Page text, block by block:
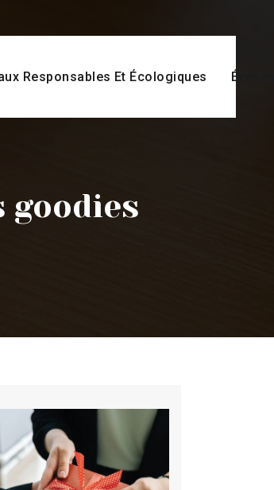
Responsables Et Écologiques
goodies